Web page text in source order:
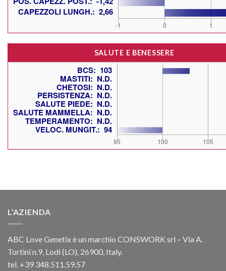
SALUTE E BENESSERE
L’AZIENDA
ABC Love Genetix è un marchio CONSWORK srl – Via A.
Tortini n.9, Lodi (LO), 26900, Italy.
tel. +39 348.511.59.57